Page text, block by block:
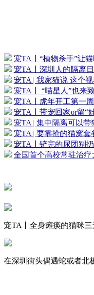
宠TA丨“植物杀手”让
宠TA丨深圳人的隔离
宠TA | 我家猫说 这个
宠TA丨 “喵星人”也来
宠TA丨虎年开工第一
宠TA丨带宠回家or留“
宠TA | 集中隔离可以
宠TA | 要靠抢的猫窝套
宠TA丨铲完的尿团别
全国首个高校常驻治
宠TA丨全身瘫痪的猫咪
在深圳街头偶遇蛇或者北